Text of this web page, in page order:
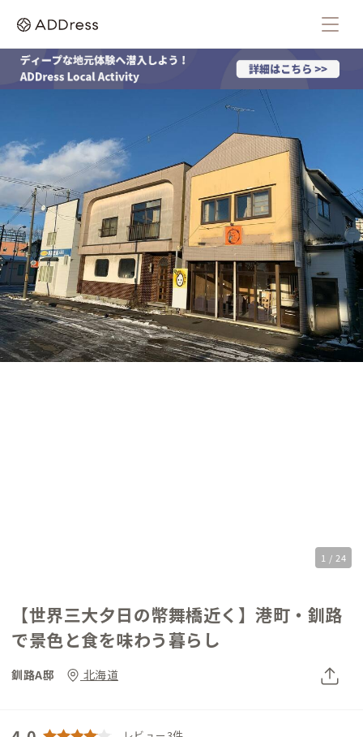
1 / 24
【世界三大夕日の幣舞橋近く】港町・釧路
で景色と食を味わう暮らし
釧路A邸 北海道